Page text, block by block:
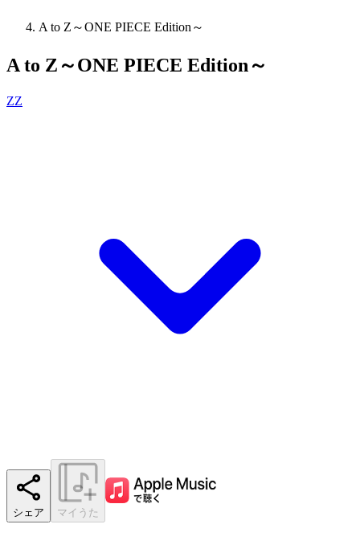
A to Z～ONE PIECE Edition～
A to Z～ONE PIECE Edition～
ZZ
シェア マイうた